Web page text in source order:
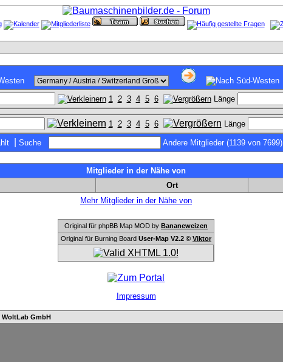
1 2 3 4 5 6 Länge
1 2 3 4 5 6 Länge
Suche Andere Mitglieder (1139 von 7699)
Mitglieder in der Nähe von
Ort
Mehr Mitglieder in der Nähe von
Original für phpBB Map MOD by Bananeweizen
Original für Burning Board User-Map V2.2 © Viktor
Impressum
WoltLab GmbH